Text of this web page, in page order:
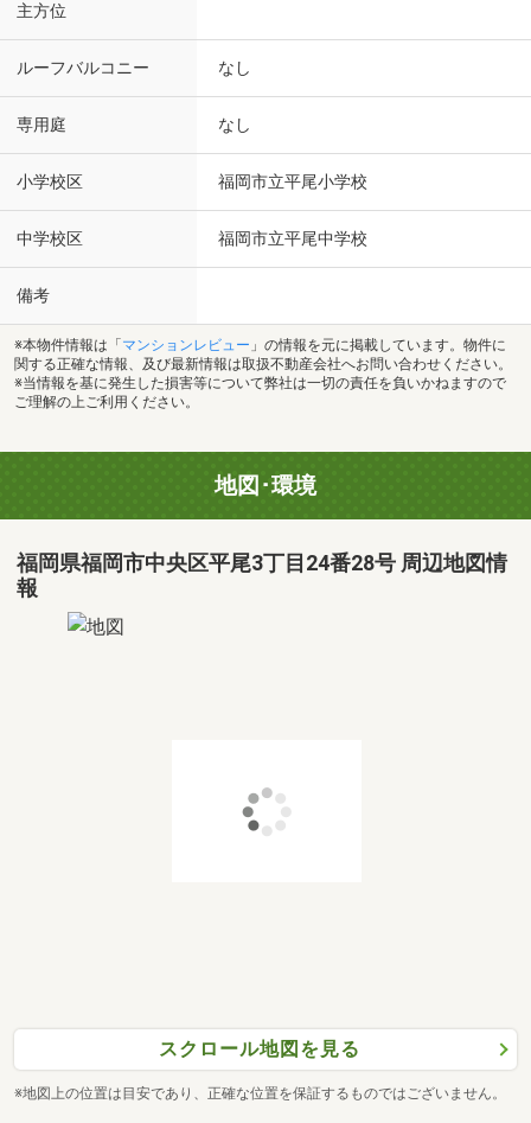
主方位
ルーフバルコニー なし
専用庭 なし
小学校区 福岡市立平尾小学校
中学校区 福岡市立平尾中学校
備考
※本物件情報は「 マンションレビュー 」の情報を元に掲載しています。物件に
関する正確な情報、及び最新情報は取扱不動産会社へお問い合わせください。
※当情報を基に発生した損害等について弊社は一切の責任を負いかねますので
ご理解の上ご利用ください。
地図･環境
福岡県福岡市中央区平尾3丁目24番28号 周辺地図情
報
スクロール地図を見る
※地図上の位置は目安であり、正確な位置を保証するものではございません。